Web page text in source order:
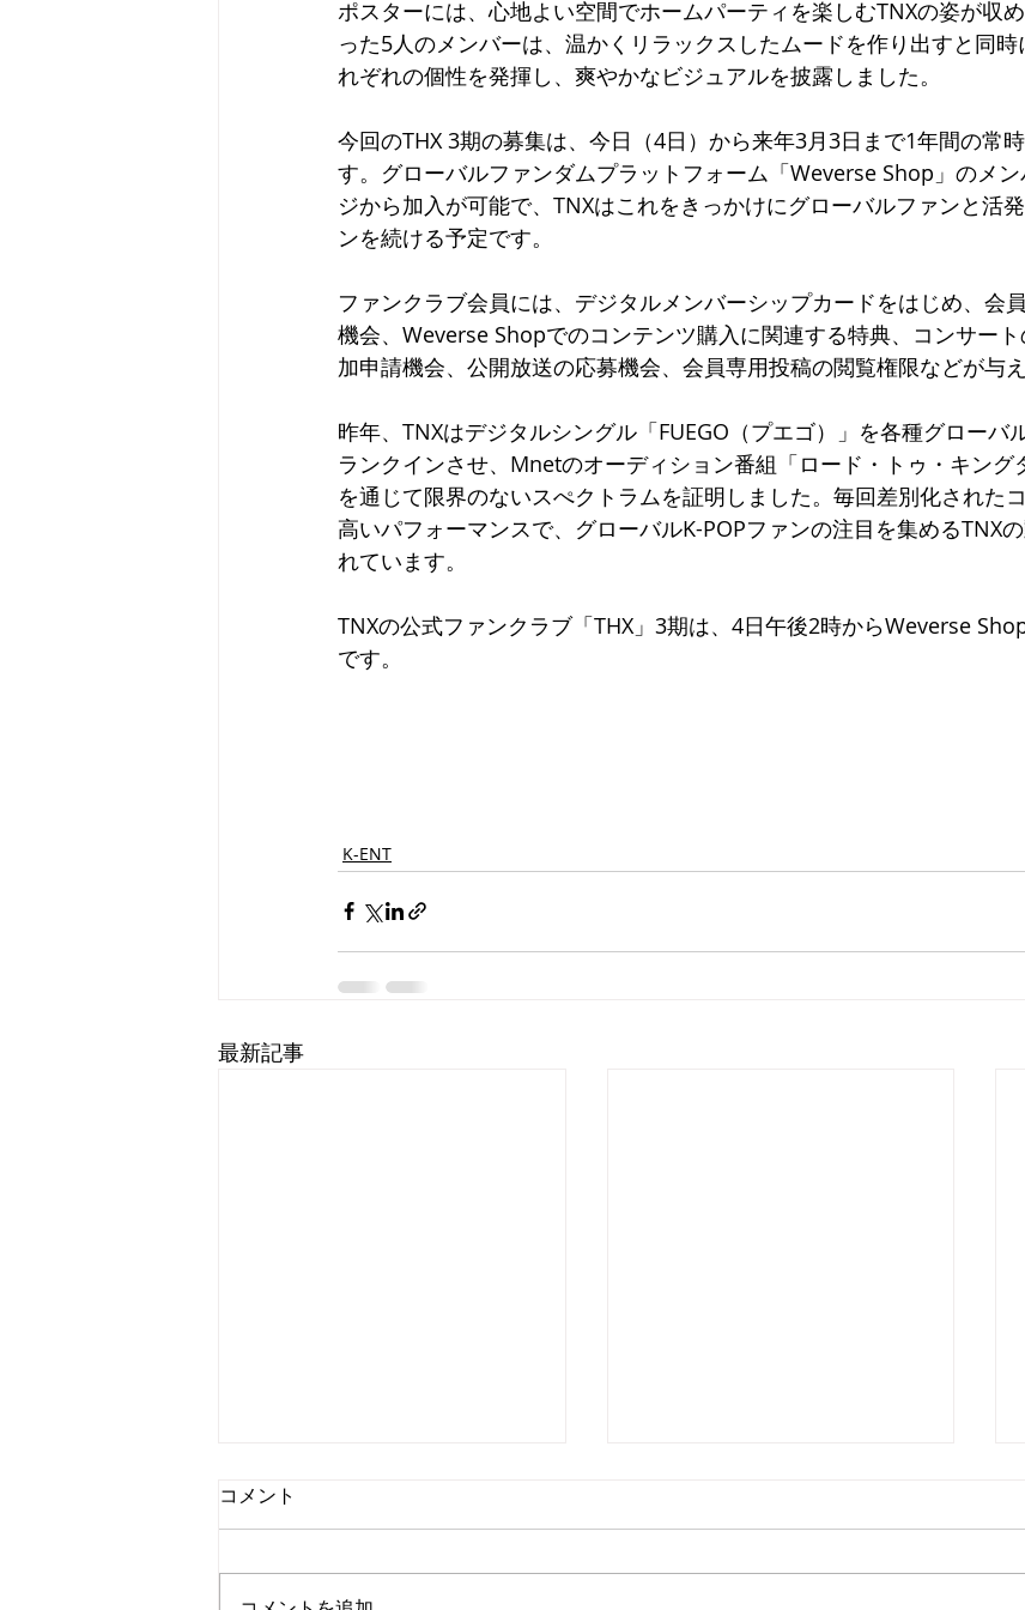
ポスターには、心地よい空間でホームパーティを楽しむTNXの姿が収
った5人のメンバーは、温かくリラックスしたムードを作り出すと同
れぞれの個性を発揮し、爽やかなビジュアルを披露しました。
今回のTHX 3期の募集は、今日（4日）から来年3月3日まで1年間の常
す。グローバルファンダムプラットフォーム「Weverse Shop」のメ
ジから加入が可能で、TNXはこれをきっかけにグローバルファンと活
ンを続ける予定です。
ファンクラブ会員には、デジタルメンバーシップカードをはじめ、会
機会、Weverse Shopでのコンテンツ購入に関連する特典、コンサー
加申請機会、公開放送の応募機会、会員専用投稿の閲覧権限などが与え
昨年、TNXはデジタルシングル「FUEGO（プエゴ）」を各種グローバ
ランクインさせ、Mnetのオーディション番組「ロード・トゥ・キングダ
を通じて限界のないスぺクトラムを証明しました。毎回差別化された
高いパフォーマンスで、グローバルK-POPファンの注目を集めるTNX
れています。
TNXの公式ファンクラブ「THX」3期は、4日午後2時からWeverse
です。
K-ENT
最新記事
コメント